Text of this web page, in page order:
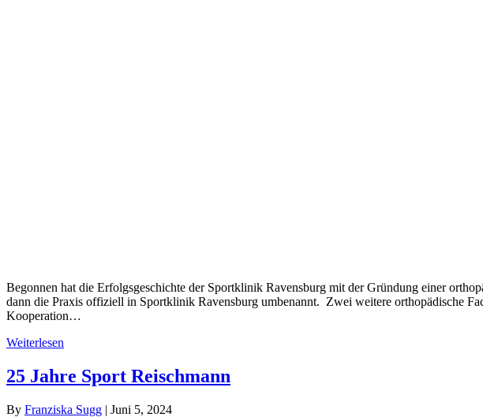
Begon­nen hat die Erfolgs­ge­schich­te der Sport­kli­nik Ravens­burg mit der Grün­dung einer
dann die Pra­xis offi­zi­ell in Sport­kli­nik Ravens­burg umbe­nannt. Zwei wei­te­re ortho­pä­di­sche
Kooperation…
Wei­ter­le­sen
25 Jah­re Sport Reischmann
By Fran­zis­ka Sugg | Juni 5, 2024